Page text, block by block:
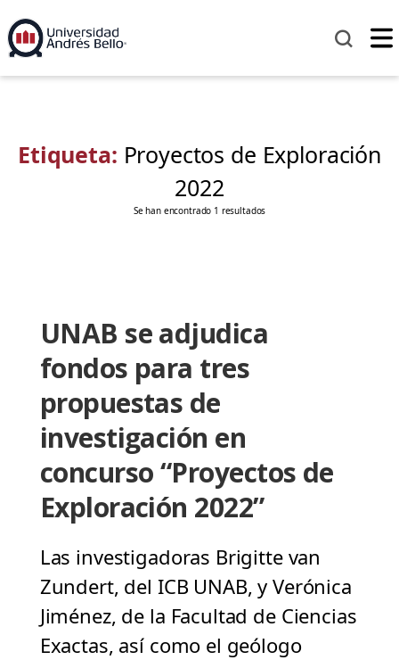
Etiqueta: Proyectos de Exploración
2022
Se han encontrado 1 resultados
UNAB se adjudica
fondos para tres
propuestas de
investigación en
concurso “Proyectos de
Exploración 2022”
Las investigadoras Brigitte van
Zundert, del ICB UNAB, y Verónica
Jiménez, de la Facultad de Ciencias
Exactas, así como el geólogo